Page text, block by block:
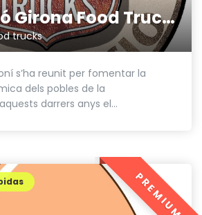
Associació Girona Food Trucks
trucks
s’ha reunit per fomentar la
dels pobles de la
darrers anys el...
PREMIUM